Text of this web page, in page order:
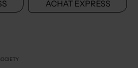
ACHAT EXPRESS